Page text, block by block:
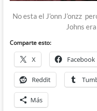
No esta el J’onn J’onzz
Johns
Comparte esto:
X Facebook
Reddit
Más